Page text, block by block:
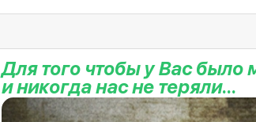
Для того чтобы у Вас было
и никогда нас не теряли...